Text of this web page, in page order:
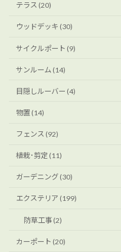
テラス (20)
ウッドデッキ (30)
サイクルポート (9)
サンルーム (14)
目隠しルーバー (4)
物置 (14)
フェンス (92)
植栽･剪定 (11)
ガーデニング (30)
エクステリア (199)
防草工事 (2)
カーポート (20)